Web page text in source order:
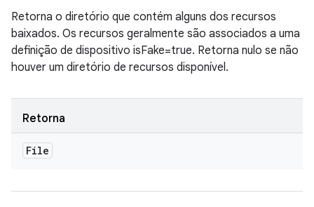
Retorna o diretório que contém alguns dos recursos
baixados. Os recursos geralmente são associados a uma
definição de dispositivo isFake=true. Retorna nulo se não
houver um diretório de recursos disponível.
Retorna
File